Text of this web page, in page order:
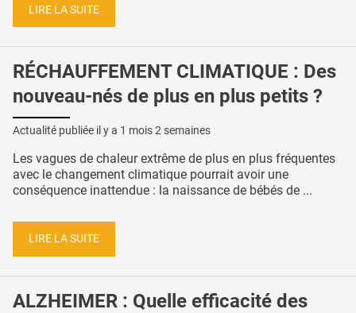
LIRE LA SUITE
RÉCHAUFFEMENT CLIMATIQUE : Des
nouveau-nés de plus en plus petits ?
Actualité publiée il y a 1 mois 2 semaines
Les vagues de chaleur extrême de plus en plus fréquentes
avec le changement climatique pourrait avoir une
conséquence inattendue : la naissance de bébés de ...
LIRE LA SUITE
ALZHEIMER : Quelle efficacité des